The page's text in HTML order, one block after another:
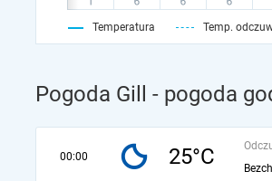
Temperatura Temp.
Pogoda Gill - pogoda
00:00 25°C